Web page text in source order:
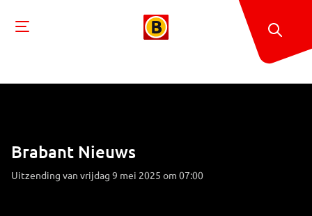
Brabant Nieuws
Uitzending van vrijdag 9 mei 2025 om 07:00